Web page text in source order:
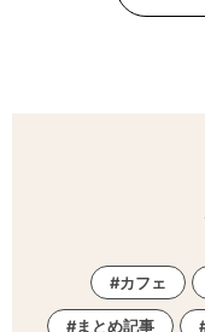
カフェ
まとめ記事